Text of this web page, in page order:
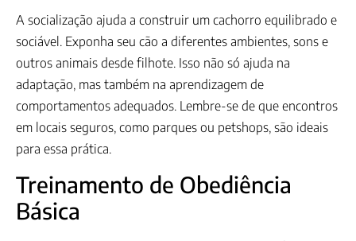
A socialização ajuda a construir um cachorro equilibrado e
sociável. Exponha seu cão a diferentes ambientes, sons e
outros animais desde filhote. Isso não só ajuda na
adaptação, mas também na aprendizagem de
comportamentos adequados. Lembre-se de que encontros
em locais seguros, como parques ou petshops, são ideais
para essa prática.
Treinamento de Obediência
Básica